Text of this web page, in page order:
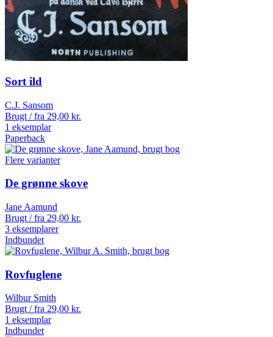
Sort ild
C.J. Sansom
Brugt / fra 29,00 kr.
1 eksemplar
Paperback
Flere varianter
De grønne skove
Jane Aamund
Brugt / fra 29,00 kr.
3 eksemplarer
Indbundet
Rovfuglene
Wilbur Smith
Brugt / fra 29,00 kr.
1 eksemplar
Indbundet